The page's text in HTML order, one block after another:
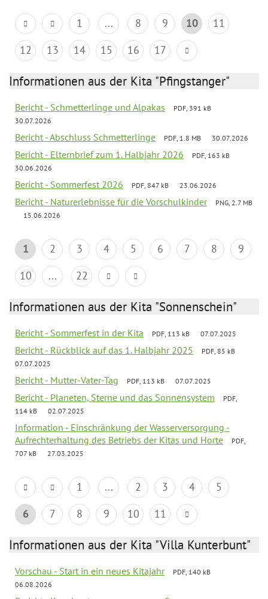
1 ... 8 9 10
11
12
13 14 15 16 17
Informationen aus der Kita "Pfingstanger"
Bericht - Schmetterlinge und Alpakas
PDF, 391 kB
30.07.2026
Bericht - Abschluss Schmetterlinge PDF, 1.8 MB 30.07.2026
Bericht - Elternbrief zum 1. Halbjahr 2026
PDF, 163 kB
30.06.2026
Bericht - Sommerfest 2026 PDF, 847 kB 23.06.2026
Bericht - Naturerlebnisse für die Vorschulkinder
PNG, 2.7 MB
15.06.2026
1 2 3 4 5 6 7 8
9
10
... 22
Informationen aus der Kita "Sonnenschein"
Bericht - Sommerfest in der Kita PDF, 113 kB 07.07.2025
Bericht - Rückblick auf das 1. Halbjahr 2025
PDF, 85 kB
07.07.2025
Bericht - Mutter-Vater-Tag PDF, 113 kB 07.07.2025
Bericht - Planeten, Sterne und das Sonnensystem
PDF,
114 kB
02.07.2025
Information - Einschränkung der Wasserversorgung -
Aufrechterhaltung des Betriebs der Kitas und Horte
PDF,
707 kB
27.03.2025
1 ... 2 3 4
5
6
7 8 9 10 11
Informationen aus der Kita "Villa Kunterbunt"
Vorschau - Start in ein neues Kitajahr
PDF, 140 kB
06.08.2026